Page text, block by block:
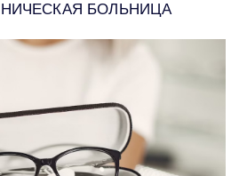
БОЛЬНИЦА